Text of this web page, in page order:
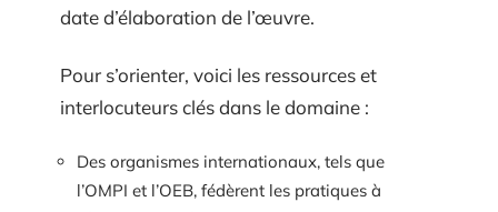
date d’élaboration de l’œuvre.
Pour s’orienter, voici les ressources et
interlocuteurs clés dans le domaine :
Des organismes internationaux, tels que
l’OMPI et l’OEB, fédèrent les pratiques à